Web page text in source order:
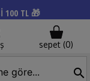
100 TL 🎁
sepet (0)
search